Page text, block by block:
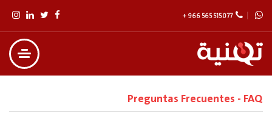
+ 966 565 515 077
Preguntas Frecuentes - FAQ